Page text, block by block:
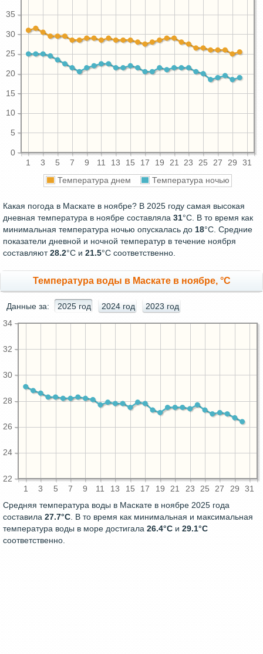
1 3 5 7 9 11 13 15 17 19 21 23 25 27 29 31
0
5
10
15
20
25
30
35
Температура днем Температура ночью
Какая погода в Маскате в ноябре? В 2025 году самая высокая
дневная температура в ноябре составляла 31°С. В то время как
минимальная температура ночью опускалась до 18°C. Средние
показатели дневной и ночной температур в течение ноября
составляют28.2°С и 21.5°С соответственно.
Температура воды в Маскате в ноябре, °C
Данные за: 2025 год 2024 год 2023 год
1 3 5 7 9 11 13 15 17 19 21 23 25 27 29 31
22
24
26
28
30
32
34
Средняя температура воды в Маскате в ноябре 2025 года
составила 27.7°C . В то время как минимальная и максимальная
температура воды в море достигала 26.4°C и 29.1°C
соответственно.